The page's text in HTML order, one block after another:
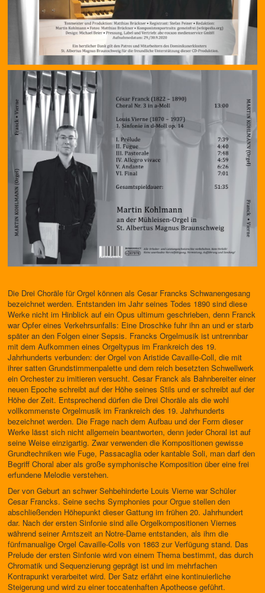
Die Drei Choräle für Orgel können als Cesar Francks Schwanengesang
be­zeichnet werden. Entstanden im Jahr seines Todes 1890 sind diese
Werke nicht im Hinblick auf ein Opus ultimum geschrieben, denn Franck
war Opfer eines Verkehrsunfalls: Eine Droschke fuhr ihn an und er starb
später an den Folgen einer Sepsis. Francks Orgelmusik ist untrennbar
mit dem Aufkommen eines Orgeltypus im Frankreich des 19.
Jahrhunderts verbunden: der Orgel von Aristide Cavaille-Coll, die mit
ihrer satten Grundstimmenpalette und dem reich besetzten Schwellwerk
ein Orche­ster zu imitieren versucht. Cesar Franck als Bahnbereiter einer
neuen Epoche schreibt auf der Höhe seines Stils und er schreibt auf der
Höhe der Zeit. Entsprechend dürfen die Drei Choräle als die wohl
vollkommenste Orgelmusik im Frankreich des 19. Jahrhunderts
bezeichnet werden. Die Frage nach dem Aufbau und der Form dieser
Werke lässt sich nicht allge­mein beantworten, denn jeder Choral ist auf
seine Weise einzigartig. Zwar verwenden die Kompositionen gewisse
Grundtechniken wie Fuge, Pas­sacaglia oder kantable Soli, man darf den
Begriff Choral aber als große symphonische Komposition über eine frei
erfundene Melodie verstehen.
Der von Geburt an schwer Sehbehinderte Louis Vierne war Schüler
Cesar Francks. Seine sechs Symphonies pour Orgue stellen den
abschließenden Höhepunkt dieser Gattung im frühen 20. Jahrhundert
dar. Nach der ersten Sinfonie sind alle Orgelkompositionen Viernes
während seiner Amts­zeit an Notre-Dame entstanden, als ihm die
fünfmanualige Orgel Cavaille-Colls von 1863 zur Verfügung stand. Das
Prelude der ersten Sin­fonie wird von einem Thema bestimmt, das durch
Chromatik und Sequen­zierung geprägt ist und im mehrfachen
Kontrapunkt verarbeitet wird. Der Satz erfährt eine kontinuierliche
Steigerung und wird zu einer toccaten­haften Apotheose geführt.